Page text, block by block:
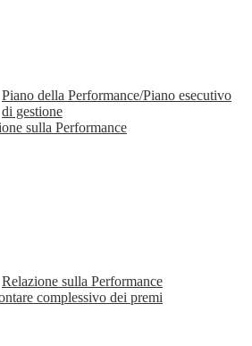
Piano della Performance/Piano esecutivo
di gestione
sulla Performance
Relazione sulla Performance
complessivo dei premi